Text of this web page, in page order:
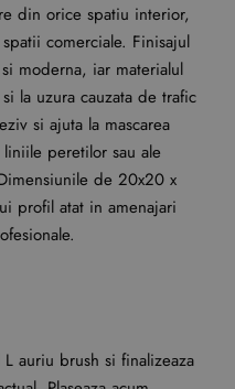
din orice spatiu interior,
comerciale. Finisajul
moderna, iar materialul
la uzura cauzata de trafic
si ajuta la mascarea
peretilor sau ale
de 20x20 x
profil atat in amenajari
auriu brush si finalizeaza